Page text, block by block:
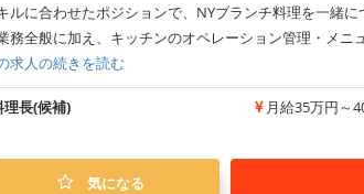
ルに合わせたポジションで、NYブランチ料理を一緒
務全般に加え、キッチンのオペレーション管理・メ
求人の続きを読む
理長(候補) 月給35万円～
気になる